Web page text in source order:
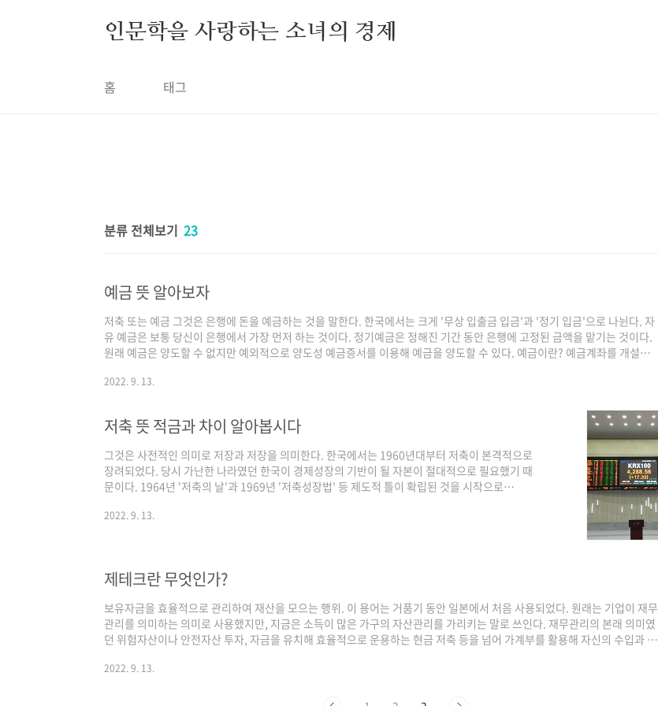
인문학을 사랑하는 소녀의 경제
홈 태그
분류 전체보기 23
예금 뜻 알아보자
저축 또는 예금 그것은 은행에 돈을 예금하는 것을 말한다. 한국에서는 크게 '무상 입출금 입금'과 '정기 입금'으로 나뉜다. 자
유 예금은 보통 당신이 은행에서 가장 먼저 하는 것이다. 정기예금은 정해진 기간 동안 은행에 고정된 금액을 맡기는 것이다.
원래 예금은 양도할 수 없지만 예외적으로 양도성 예금증서를 이용해 예금을 양도할 수 있다. 예금이란? 예금계좌를 개설하
다. 외국인은 외국인 등록증이나 여권을 소지해야 한다. 장기 거주자가 아닌 이상 까다롭게 구는 것은 국내나 해외나 마찬가
2022. 9. 13.
저축 뜻 적금과 차이 알아봅시다
그것은 사전적인 의미로 저장과 저장을 의미한다. 한국에서는 1960년대부터 저축이 본격적으로
장려되었다. 당시 가난한 나라였던 한국이 경제성장의 기반이 될 자본이 절대적으로 필요했기 때
문이다. 1964년 '저축의 날'과 1969년 '저축성장법' 등 제도적 틀이 확립된 것을 시작으로
대회와 전시회가 열렸다. 공익광고협의회가 처음 만든 공익광고 역시 '저축이 있는 풍요로운 내
2022. 9. 13.
제테크란 무엇인가?
보유자금을 효율적으로 관리하여 재산을 모으는 행위. 이 용어는 거품기 동안 일본에서 처음 사용되었다. 원래는 기업이 재무
관리를 의미하는 의미로 사용했지만, 지금은 소득이 많은 가구의 자산관리를 가리키는 말로 쓰인다. 재무관리의 본래 의미였
던 위험자산이나 안전자산 투자, 자금을 유치해 효율적으로 운용하는 현금 저축 등을 넘어 가계부를 활용해 자신의 수입과 지
계 등으로 취급되며, 영어로는 개인금융이라고 한다. 경영학과 경제학에서는 기업의 재무관리가 가계보다 중요하기 때문에
2022. 9. 13.